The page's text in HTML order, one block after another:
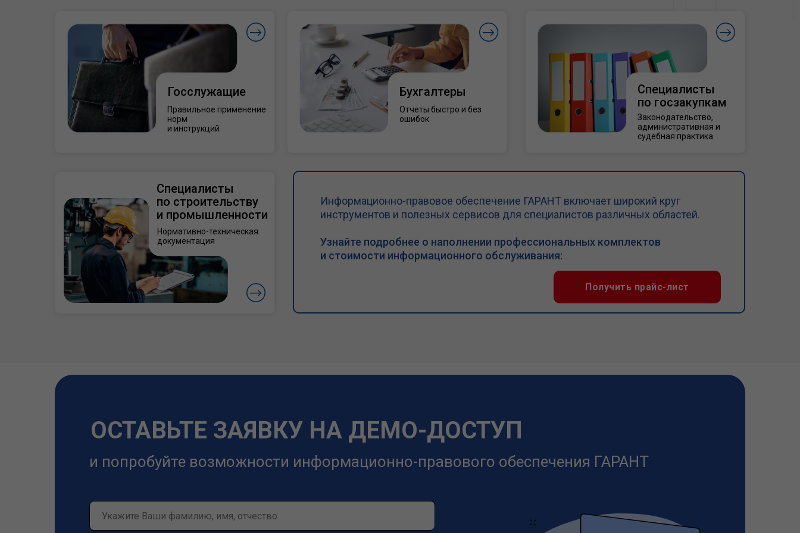
Госслужащие
Правильное применение
норм
и инструкций
Бухгалтеры
Отчеты быстро и без
ошибок
Специалисты
по госзакупкам
Законодательство,
административная и
судебная практика
Получить прайс-лист
Специалисты
по строительству
и промышленности
Нормативно-техническая
документация
Информационно-правовое обеспечение ГАРАНТ включает широкий круг
инструментов и полезных сервисов для специалистов различных областей.
Узнайте подробнее о наполнении профессиональных комплектов
и стоимости информационного обслуживания:
и попробуйте возможности информационно-правового обеспечения ГАРАНТ
ОСТАВЬТЕ ЗАЯВКУ НА ДЕМО-ДОСТУП